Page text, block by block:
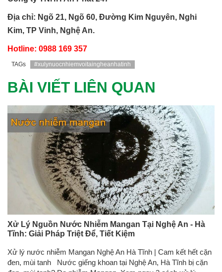
Địa chỉ: Ngõ 21, Ngõ 60, Đường Kim Nguyên, Nghi
Kim, TP Vinh, Nghệ An.
Hotline: 0988 169 357
TAGs #xulynuocnhiemvoitaingheanhatinh
BÀI VIẾT LIÊN QUAN
Xử Lý Nguồn Nước Nhiễm Mangan Tại Nghệ An - Hà
Tĩnh: Giải Pháp Triệt Để, Tiết Kiệm
Xử lý nước nhiễm Mangan Nghệ An Hà Tĩnh | Cam kết hết cặn
đen, mùi tanh Nước giếng khoan tại Nghệ An, Hà Tĩnh bị cặn